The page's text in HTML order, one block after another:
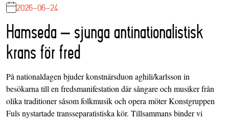
2026-06-24
Hamseda – sjunga antinationalistisk
krans för fred
På nationaldagen bjuder konstnärsduon aghili/karlsson in
besökarna till en fredsmanifestation där sångare och musiker från
olika traditioner såsom folkmusik och opera möter Konstgruppen
Fuls nystartade transseparatistiska kör. Tillsammans binder vi